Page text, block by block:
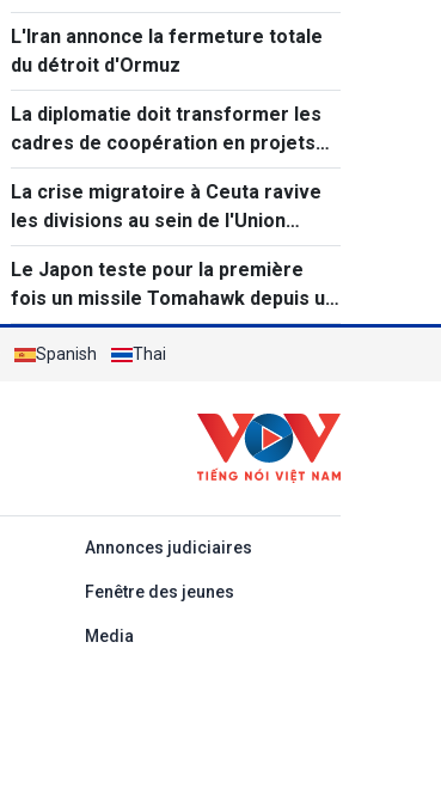
Rouge
L'Iran annonce la fermeture totale
du détroit d'Ormuz
La diplomatie doit transformer les
cadres de coopération en projets
concrets
La crise migratoire à Ceuta ravive
les divisions au sein de l'Union
européenne
Le Japon teste pour la première
fois un missile Tomahawk depuis un
destroyer
Spanish Thai
Annonces judiciaires
Fenêtre des jeunes
Media